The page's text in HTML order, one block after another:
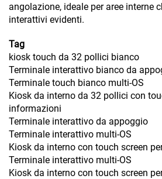
angolazione, ideale per aree interne
interattivi evidenti.
Tag
kiosk touch da 32 pollici bianco
Terminale interattivo bianco da
Terminale touch bianco multi-OS
Kiosk da interno da 32 pollici con
informazioni
Terminale interattivo da appoggio
Terminale interattivo multi-OS
Kiosk da interno con touch screen
Terminale interattivo multi-OS
Kiosk da interno con touch screen